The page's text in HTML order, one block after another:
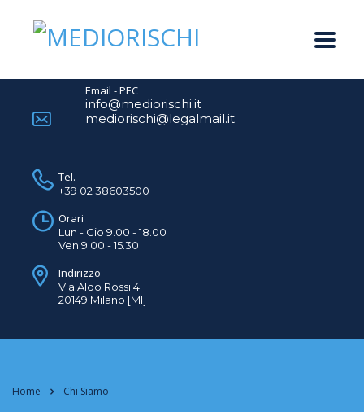
Email - PEC
info@mediorischi.it
mediorischi@legalmail.it
Tel.
+39 02 38603500
Orari
Lun - Gio 9.00 - 18.00
Ven 9.00 - 15.30
Indirizzo
Via Aldo Rossi 4
20149 Milano [MI]
Home Chi Siamo